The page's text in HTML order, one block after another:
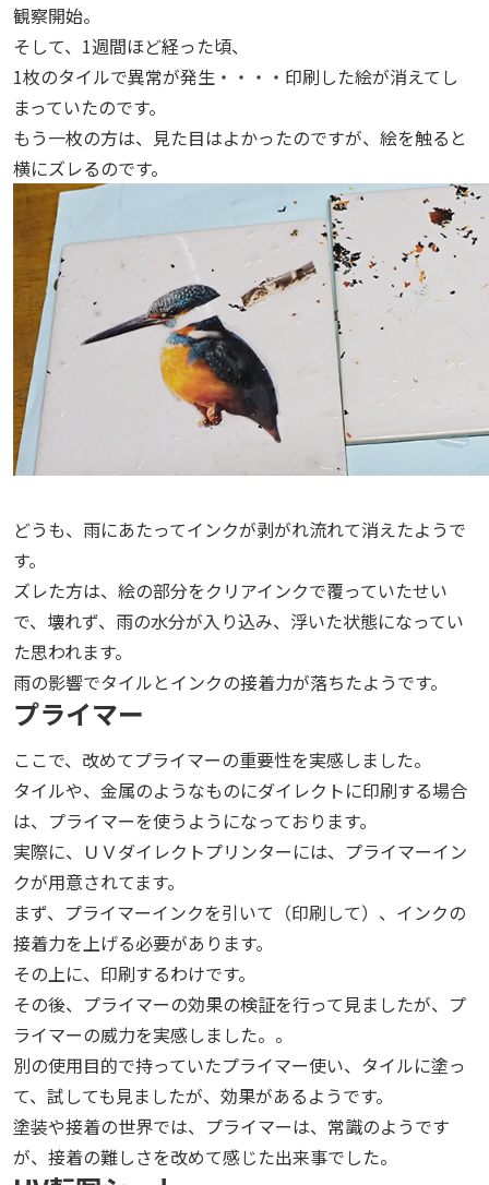
観察開始。
そして、1週間ほど経った頃、
1枚のタイルで異常が発生・・・・印刷した絵が消えてし
まっていたのです。
もう一枚の方は、見た目はよかったのですが、絵を触ると
横にズレるのです。
どうも、雨にあたってインクが剥がれ流れて消えたようで
す。
ズレた方は、絵の部分をクリアインクで覆っていたせい
で、壊れず、雨の水分が入り込み、浮いた状態になってい
た思われます。
雨の影響でタイルとインクの接着力が落ちたようです。
プライマー
ここで、改めてプライマーの重要性を実感しました。
タイルや、金属のようなものにダイレクトに印刷する場合
は、プライマーを使うようになっております。
実際に、ＵＶダイレクトプリンターには、プライマーイン
クが用意されてます。
まず、プライマーインクを引いて（印刷して）、インクの
接着力を上げる必要があります。
その上に、印刷するわけです。
その後、プライマーの効果の検証を行って見ましたが、プ
ライマーの威力を実感しました。。
別の使用目的で持っていたプライマー使い、タイルに塗っ
て、試しても見ましたが、効果があるようです。
塗装や接着の世界では、プライマーは、常識のようです
が、接着の難しさを改めて感じた出来事でした。